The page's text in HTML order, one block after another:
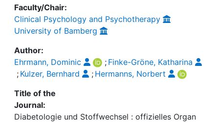
Faculty/Chair:
Clinical Psychology and Psychotherapy
University of Bamberg
Author:
Ehrmann, Dominic
; Finke-Gröne, Katharina
; Kulzer, Bernhard ; Hermanns, Norbert
Title of the
Journal:
Diabetologie und Stoffwechsel : offizielles Organ